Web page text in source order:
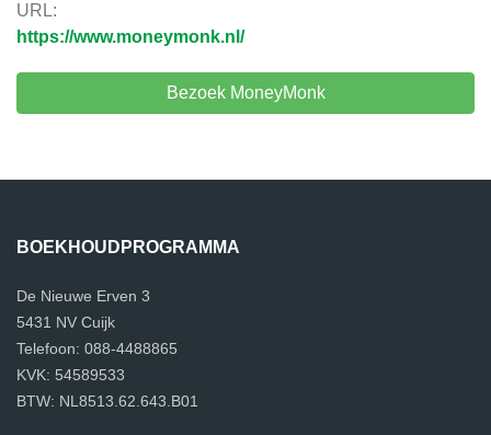
URL:
https://www.moneymonk.nl/
Bezoek MoneyMonk
BOEKHOUDPROGRAMMA
De Nieuwe Erven 3
5431 NV Cuijk
Telefoon: 088-4488865
KVK: 54589533
BTW: NL8513.62.643.B01